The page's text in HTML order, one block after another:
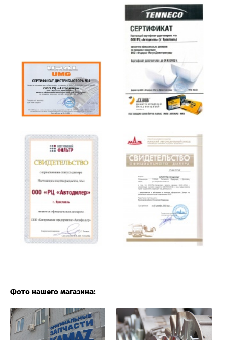
Фото нашего магазина: